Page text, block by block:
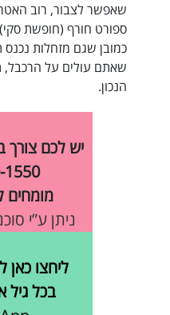
שאפשר לצבור, רוב
ספורט חורף (חופשת
כמובן שגם מזחלות נכנס
שאתם עולים על הרכבל,
הנכון.
יש לכם צורך
1550
מומחים
ניתן ע”י
ליחצו
בכל גיל